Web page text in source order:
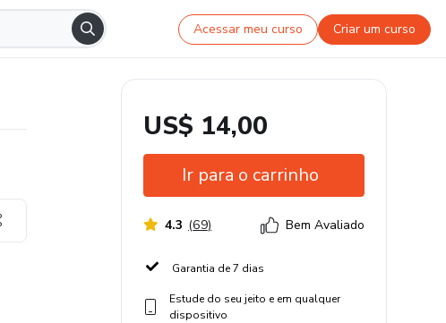
Acessar meu curso Criar um curso
US$ 14,00
Ir para o carrinho
4.3 (69) Bem Avaliado
Garantia de 7 dias
Estude do seu jeito e em qualquer
dispositivo